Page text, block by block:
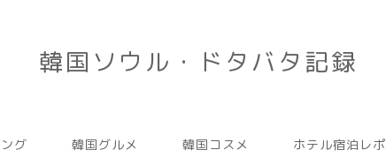
韓国ソウル・ドタバタ記録
グ 韓国グルメ 韓国コスメ ホテル宿泊レポ